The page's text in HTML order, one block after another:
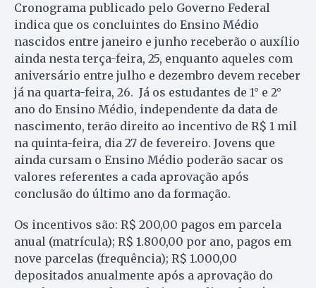
Cronograma publicado pelo Governo Federal
indica que os concluintes do Ensino Médio
nascidos entre janeiro e junho receberão o auxílio
ainda nesta terça-feira, 25, enquanto aqueles com
aniversário entre julho e dezembro devem receber
já na quarta-feira, 26. Já os estudantes de 1° e 2°
ano do Ensino Médio, independente da data de
nascimento, terão direito ao incentivo de R$ 1 mil
na quinta-feira, dia 27 de fevereiro. Jovens que
ainda cursam o Ensino Médio poderão sacar os
valores referentes a cada aprovação após
conclusão do último ano da formação.
Os incentivos são: R$ 200,00 pagos em parcela
anual (matrícula); R$ 1.800,00 por ano, pagos em
nove parcelas (frequência); R$ 1.000,00
depositados anualmente após a aprovação do